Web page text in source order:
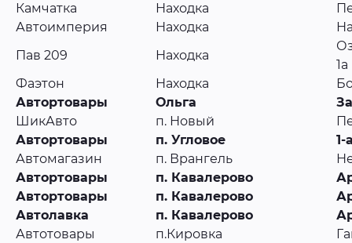
Камчатка
Находка
Автоимперия
Находка
Пав 209
Находка
1а
Фаэтон
Находка
Автортовары
Ольга
ШикАвто
п. Новый
Автортовары
п. Угловое
1-
Автомагазин
п. Врангель
Автортовары
п. Кавалерово
Автортовары
п. Кавалерово
Автолавка
п. Кавалерово
Автотовары
п.Кировка